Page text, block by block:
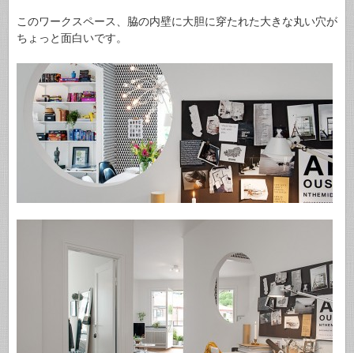
このワークスペース、脇の内壁に大胆に穿たれた大きな丸い穴が
ちょっと面白いです。